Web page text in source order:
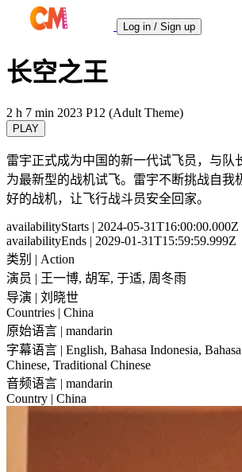
Log in / Sign up
长空之王
2 h 7 min 2023 P12 (Adult Theme)
PLAY
雷宇正式成为中国的新一代试飞员，与队
为最新型的战机试飞。雷宇不断挑战自我
好的战机，让飞行战斗员安全回家。
availabilityStarts | 2024-05-31T16:00:00.000Z
availabilityEnds | 2029-01-31T15:59:59.999Z
类别 | Action
演员 | 王一博, 胡军, 于适, 周冬雨
导演 | 刘晓世
Countries | China
原始语言 | mandarin
字幕语言 | English, Bahasa Indonesia,
Chinese, Traditional Chinese
音频语言 | mandarin
Country | China